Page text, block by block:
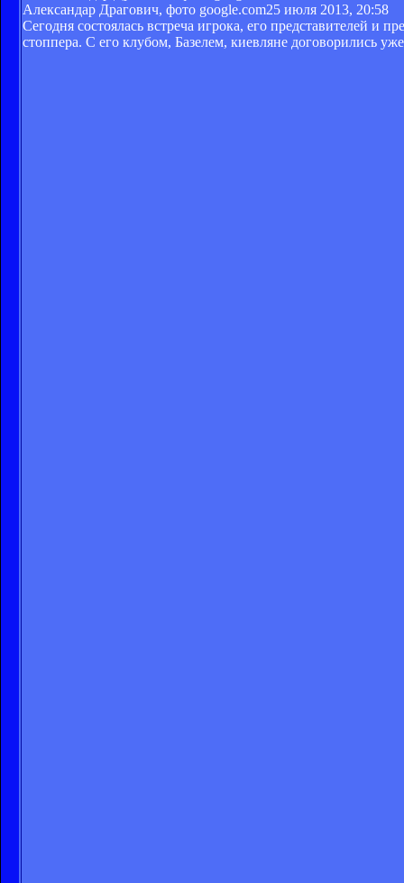
Александар Драгович, фото google.com25 июля 2013, 20:58
Сегодня состоялась встреча игрока, его представителей
стоппера. С его клубом, Базелем, киевляне договорились